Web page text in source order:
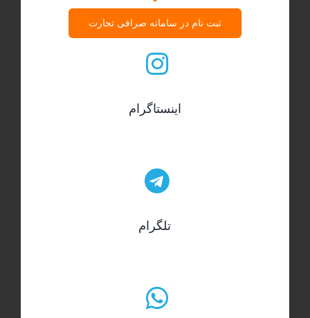
ثبت نام در سامانه صرافی تجارت
اینستاگرام
تلگرام